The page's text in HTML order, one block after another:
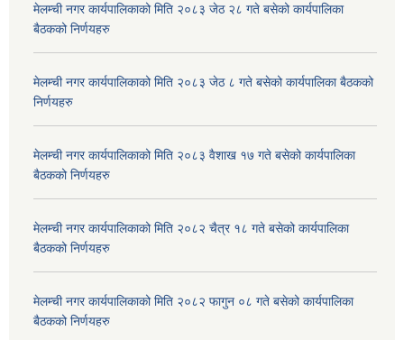
मेलम्ची नगर कार्यपालिकाको मिति २०८३ जेठ २८ गते बसेको कार्यपालिका
बैठकको निर्णयहरु
मेलम्ची नगर कार्यपालिकाको मिति २०८३ जेठ ८ गते बसेको कार्यपालिका बैठकको
निर्णयहरु
मेलम्ची नगर कार्यपालिकाको मिति २०८३ वैशाख १७ गते बसेको कार्यपालिका
बैठकको निर्णयहरु
मेलम्ची नगर कार्यपालिकाको मिति २०८२ चैत्र १८ गते बसेको कार्यपालिका
बैठकको निर्णयहरु
मेलम्ची नगर कार्यपालिकाको मिति २०८२ फागुन ०८ गते बसेको कार्यपालिका
बैठकको निर्णयहरु